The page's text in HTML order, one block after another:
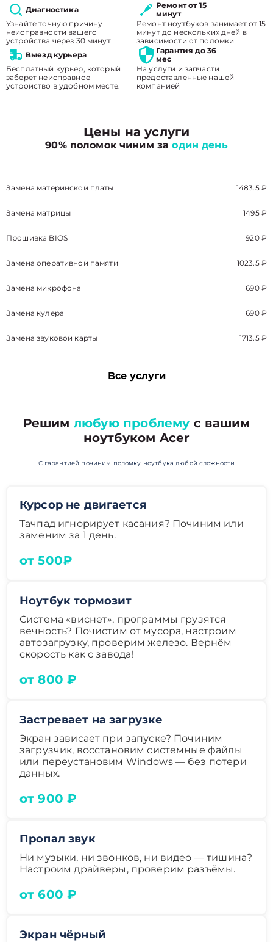
Диагностика
Узнайте точную причину
неисправности вашего
устройства через 30 минут
Ремонт от 15
минут
Ремонт ноутбуков занимает от 15
минут до нескольких дней в
зависимости от поломки
Выезд курьера
Бесплатный курьер, который
заберет неисправное
устройство в удобном месте.
Гарантия до 36
мес
На услуги и запчасти
предоставленные нашей
компанией
Цены на услуги
90% поломок чиним заодин день
Замена материнской платы 1483.5 ₽
Замена матрицы 1495 ₽
Прошивка BIOS 920 ₽
Замена оперативной памяти 1023.5 ₽
Замена микрофона 690 ₽
Замена кулера 690 ₽
Замена звуковой карты 1713.5 ₽
Все услуги
Решим любую проблему с вашим
ноутбуком Acer
С гарантией починим поломку ноутбука любой сложности
Курсор не двигается
Тачпад игнорирует касания? Починим или
заменим за 1 день.
от 500₽
Ноутбук тормозит
Система «виснет», программы грузятся
вечность? Почистим от мусора, настроим
автозагрузку, проверим железо. Вернём
скорость как с завода!
от 800 ₽
Застревает на загрузке
Экран зависает при запуске? Починим
загрузчик, восстановим системные файлы
или переустановим Windows — без потери
данных.
от 900 ₽
Пропал звук
Ни музыки, ни звонков, ни видео — тишина?
Настроим драйверы, проверим разъёмы.
от 600 ₽
Экран чёрный